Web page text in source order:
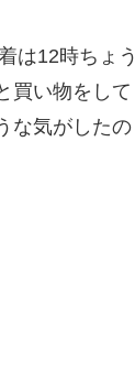
は12時ちょう
買い物をして
な気がしたの